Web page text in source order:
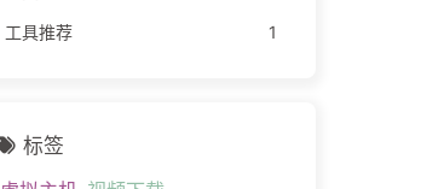
工具推荐
1
标签